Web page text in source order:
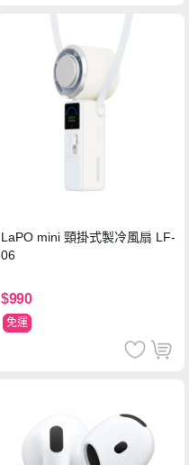
LaPO mini 頸掛式製冷風扇 LF-
06
$990
免運